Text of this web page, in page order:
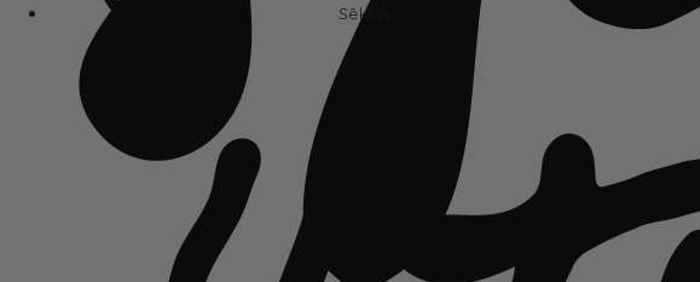
Sēklas